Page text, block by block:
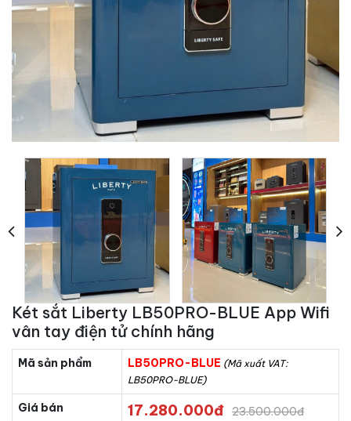
Két sắt Liberty LB50PRO-BLUE App Wifi
vân tay điện tử chính hãng
Mã sản phẩm LB50PRO-BLUE (Mã xuất VAT:
LB50PRO-BLUE)
Giá bán 17.280.000đ 23.500.000đ